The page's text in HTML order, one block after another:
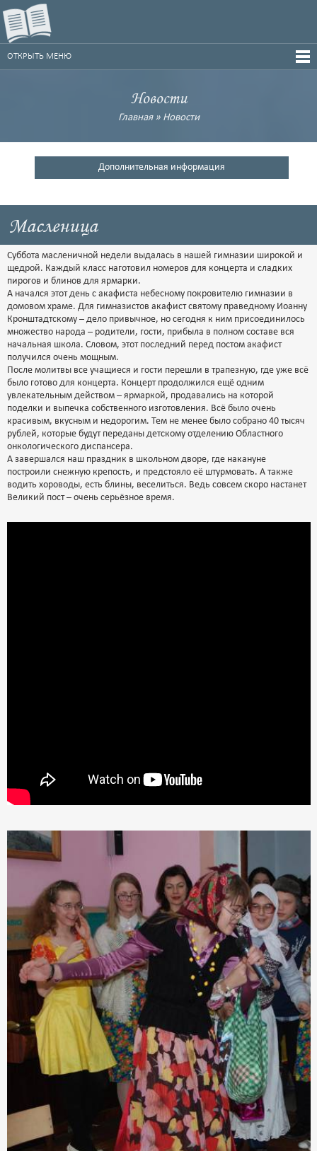
ОТКРЫТЬ МЕНЮ
Новости
Главная» Новости
Дополнительная информация
Масленица
Суббота масленичной недели выдалась в нашей гимназии широкой и
щедрой. Каждый класс наготовил номеров для концерта и сладких
пирогов и блинов для ярмарки.
А начался этот день с акафиста небесному покровителю гимназии в
домовом храме. Для гимназистов акафист святому праведному Иоанну
Кронштадтскому – дело привычное, но сегодня к ним присоединилось
множество народа – родители, гости, прибыла в полном составе вся
начальная школа. Словом, этот последний перед постом акафист
получился очень мощным.
После молитвы все учащиеся и гости перешли в трапезную, где уже всё
было готово для концерта. Концерт продолжился ещё одним
увлекательным действом – ярмаркой, продавались на которой
поделки и выпечка собственного изготовления. Всё было очень
красивым, вкусным и недорогим. Тем не менее было собрано 40 тысяч
рублей, которые будут переданы детскому отделению Областного
онкологического диспансера.
А завершался наш праздник в школьном дворе, где накануне
построили снежную крепость, и предстояло её штурмовать. А также
водить хороводы, есть блины, веселиться. Ведь совсем скоро настанет
Великий пост – очень серьёзное время.